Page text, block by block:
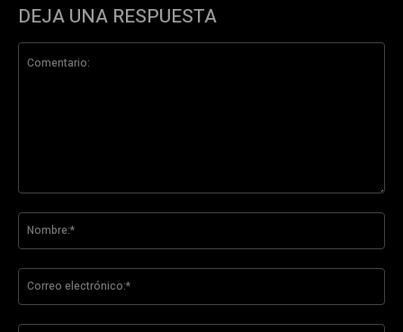
DEJA UNA RESPUESTA